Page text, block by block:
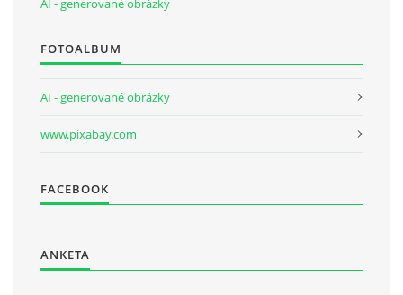
AI - generované obrázky
FOTOALBUM
AI - generované obrázky
www.pixabay.com
FACEBOOK
ANKETA